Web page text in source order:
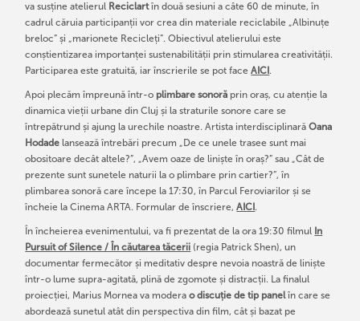
va susține atelierul Reciclartîn două sesiuni a câte 60 de minute, în
cadrul căruia participanții vor crea din materiale reciclabile „Albinuțe
breloc” și „marionete Recicleți”. Obiectivul atelierului este
conștientizarea importanței sustenabilității prin stimularea creativității.
Participarea este gratuită, iar înscrierile se pot faceAICI .
Apoi plecăm împreună într-o plimbare sonoră prin oraș, cu atenție la
dinamica vieții urbane din Cluj și la straturile sonore care se
întrepătrund și ajung la urechile noastre. Artista interdisciplinarăOana
Hodade lansează întrebări precum „De ce unele trasee sunt mai
obositoare decât altele?”, „Avem oaze de liniște în oraș?” sau „Cât de
prezente sunt sunetele naturii la o plimbare prin cartier?”, în
plimbarea sonoră care începe la 17:30, în Parcul Feroviarilor și se
încheie la Cinema ARTA. Formular de înscriere,AICI .
În încheierea evenimentului, va fi prezentat de la ora 19:30 filmul In
Pursuit of Silence / În căutarea tăcerii (regia Patrick Shen), un
documentar fermecător și meditativ despre nevoia noastră de liniște
într-o lume supra-agitată, plină de zgomote și distracții. La finalul
proiecției, Marius Mornea va moderao discuție de tip panelîn care se
abordează sunetul atât din perspectiva din film, cât și bazat pe